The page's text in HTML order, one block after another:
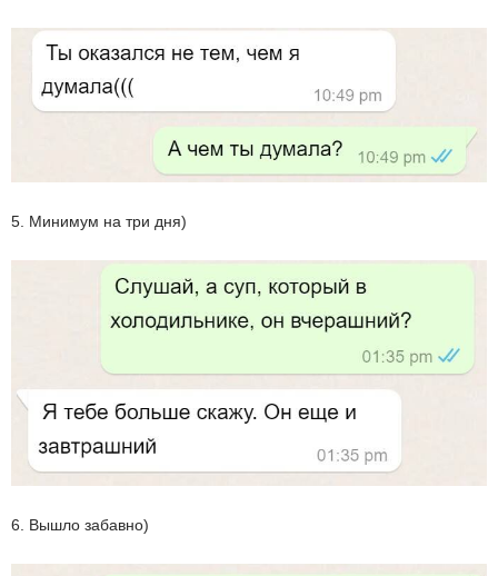
5. Минимум на три дня)
6. Вышло забавно)